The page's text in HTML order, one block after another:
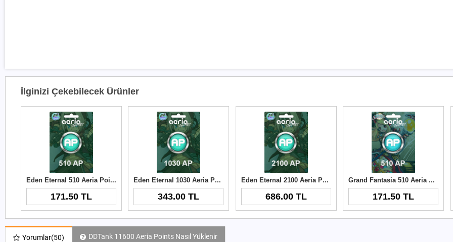
İlginizi Çekebilecek Ürünler
Eden Eternal 510 Aeria Points
171.50 TL
Eden Eternal 1030 Aeria Points
343.00 TL
Eden Eternal 2100 Aeria Points
686.00 TL
Grand Fantasia 510 Aeria Points
171.50 TL
Yorumlar(50) DDTank 11600 Aeria Points Nasıl Yüklenir